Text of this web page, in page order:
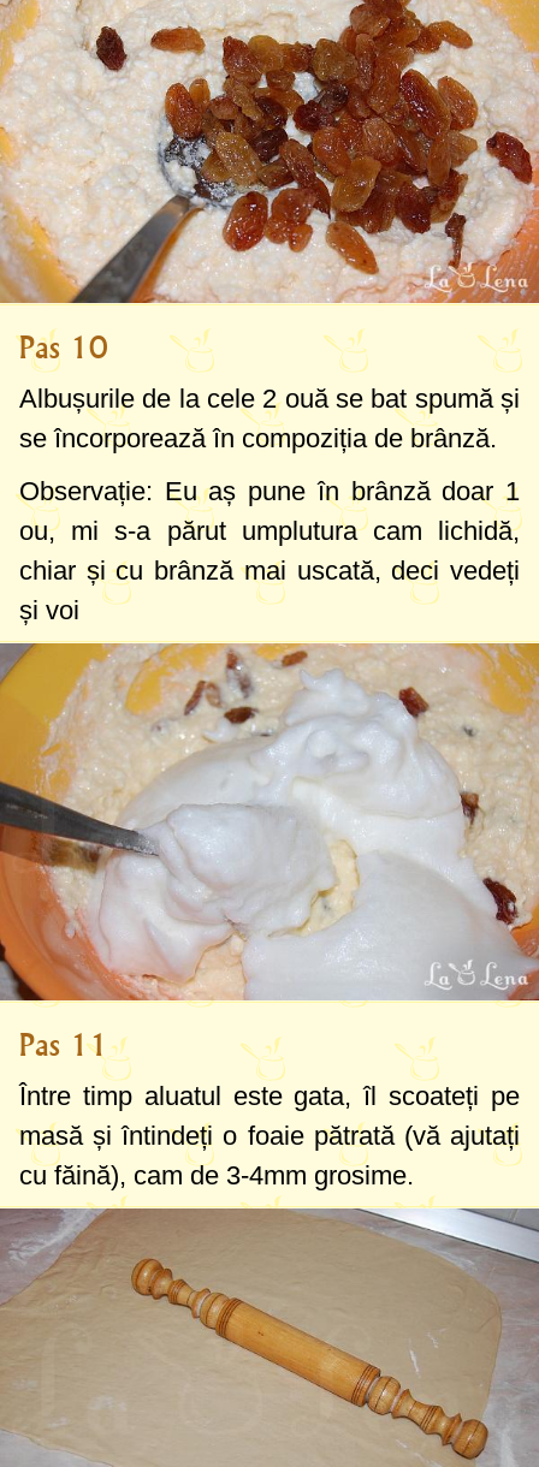
Pas 10
Albușurile de la cele 2 ouă se bat spumă și
se încorporează în compoziția de brânză.
Observație: Eu aș pune în brânză doar 1
ou, mi s-a părut umplutura cam lichidă,
chiar și cu brânză mai uscată, deci vedeți
și voi
Pas 11
Între timp aluatul este gata, îl scoateți pe
masă și întindeți o foaie pătrată (vă ajutați
cu făină), cam de 3-4mm grosime.